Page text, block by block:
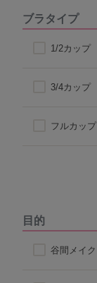
ブラタイプ
1/2カップ
3/4カップ
フルカップ
目的
谷間メイク